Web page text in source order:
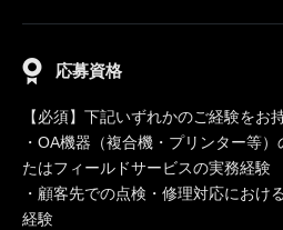
応募資格
【必須】下記いずれかのご経験をお
・OA機器（複合機・プリンター等
たはフィールドサービスの実務経験
・顧客先での点検・修理対応におけ
経験